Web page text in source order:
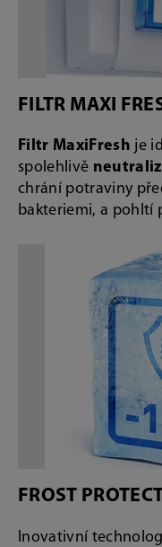
FILTR MAXI
Filtr MaxiFresh je
spolehlivě
chrání potraviny
bakteriemi, a pohltí
FROST
Inovativní